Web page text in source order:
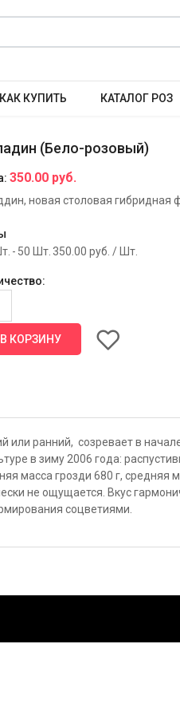
КАК КУПИТЬ КАТАЛОГ РОЗ
(Бело-розовый)
350.00 руб.
новая столовая гибридная
- 50 Шт. 350.00 руб. / Шт.
ранний, созревает в
в зиму 2006 года:
масса грозди 680 г, средняя
не ощущается. Вкус
соцветиями.